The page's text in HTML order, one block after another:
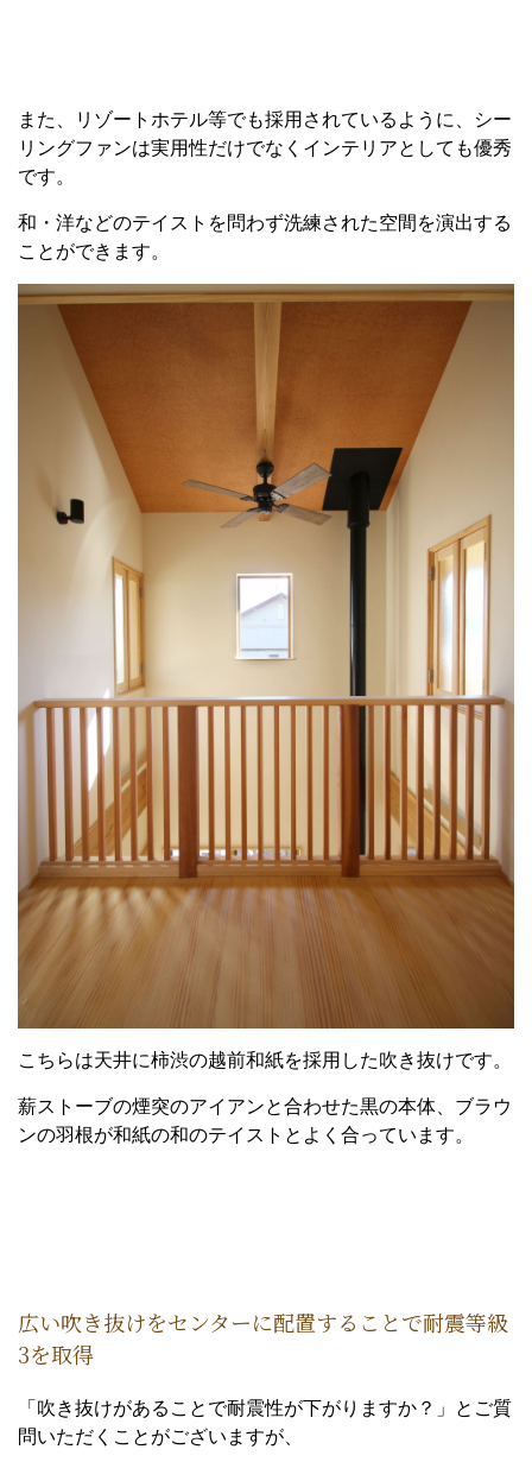
また、リゾートホテル等でも採用されているように、シー
リングファンは実用性だけでなくインテリアとしても優秀
です。
和・洋などのテイストを問わず洗練された空間を演出する
ことができます。
こちらは天井に柿渋の越前和紙を採用した吹き抜けです。
薪ストーブの煙突のアイアンと合わせた黒の本体、ブラウ
ンの羽根が和紙の和のテイストとよく合っています。
広い吹き抜けをセンターに配置することで耐震等級
3を取得
「吹き抜けがあることで耐震性が下がりますか？」とご質
問いただくことがございますが、